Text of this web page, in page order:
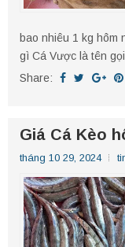
bao nhiêu 1 kg hôm
gì Cá Vược là tên
Share:
Giá Cá Kèo
tháng 10 29, 2024